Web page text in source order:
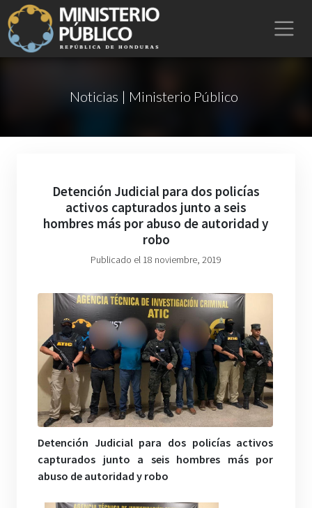
Noticias | Ministerio Público
Detención Judicial para dos policías
activos capturados junto a seis
hombres más por abuso de autoridad y
robo
Publicado el 18 noviembre, 2019
Detención Judicial para dos policías activos
capturados junto a seis hombres más por
abuso de autoridad y robo